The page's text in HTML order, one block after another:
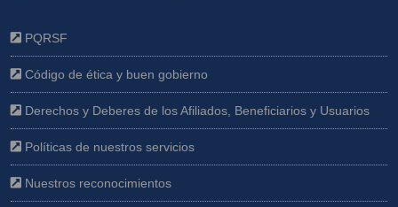
PQRSF
Código de ética y buen gobierno
Derechos y Deberes de los Afiliados, Beneficiarios y Usuarios
Políticas de nuestros servicios
Nuestros reconocimientos